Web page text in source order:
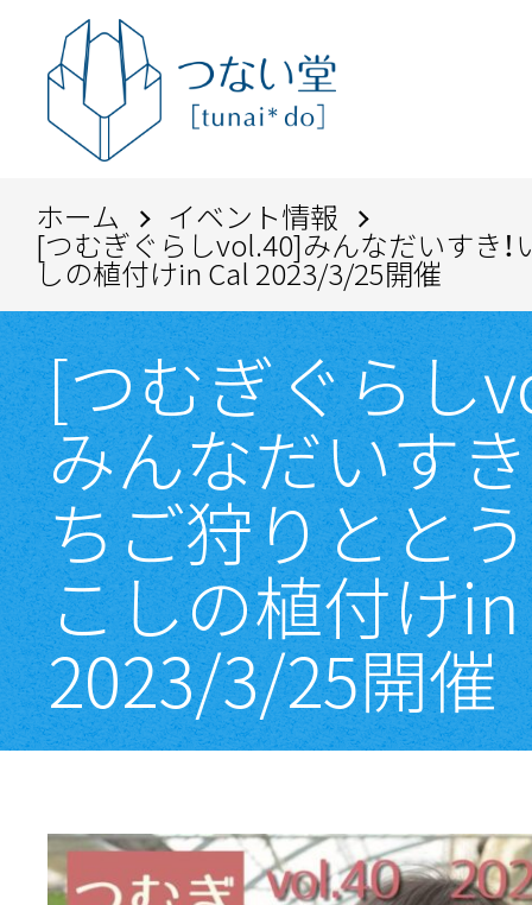
ホーム イベント情報
[つむぎぐらしvol.40]みんなだいすき
しの植付けin Cal 2023/3/25開催
[つむぎぐらし
みんなだいすき
ちご狩りとと
こしの植付け
2023/3/25開催